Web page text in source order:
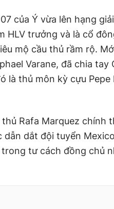
của Ý vừa lên hạng
HLV trưởng và là cổ
mộ cầu thủ rầm rộ.
Varane, đã chia tay
là thủ môn kỳ cựu Pepe
Rafa Marquez chính
dẫn dắt đội tuyển
tư cách đồng chủ